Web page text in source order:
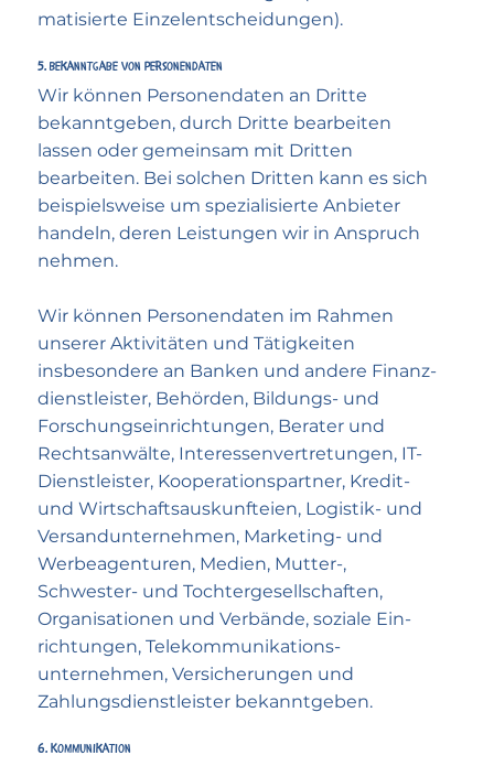
matisierte Einzel­entscheidungen).
5. Bekanntgabe von Personen­daten
Wir können Personen­daten an Dritte
bekanntgeben, durch Dritte bearbeiten
lassen oder gemeinsam mit Dritten
bearbeiten. Bei solchen Dritten kann es sich
beispielsweise um speziali­sierte Anbieter
handeln, deren Leistungen wir in Anspruch
nehmen.
Wir können Personen­daten im Rahmen
unserer Aktivi­täten und Tätig­keiten
insbesondere an Banken und andere Finanz­
dienstleister, Behörden, Bildungs- und
Forschungs­einrichtungen, Berater und
Rechts­anwälte, Interessen­vertretungen, IT-
Dienst­leister, Kooperations­partner, Kredit-
und Wirtschafts­auskunfteien, Logistik- und
Versand­unternehmen, Marketing- und
Werbe­agenturen, Medien, Mutter-,
Schwester- und Tochter­gesell­schaften,
Organi­sationen und Verbände, soziale Ein­
richtungen, Tele­kommunikations­
unternehmen, Ver­sicherungen und
Zahlungs­dienst­leister bekannt­geben.
6. Kommunikation